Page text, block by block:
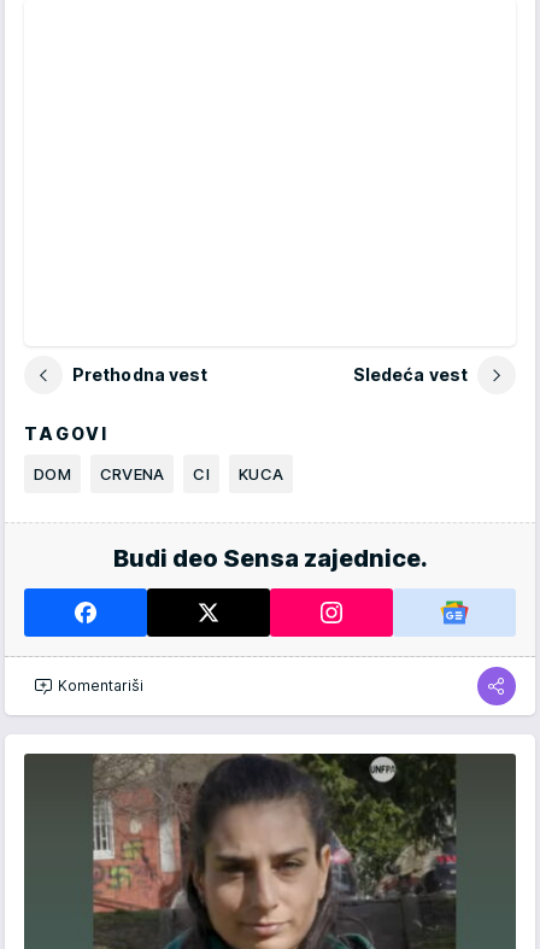
Prethodna vest Sledeća vest
TAGOVI
DOM CRVENA CI KUCA
Budi deo Sensa zajednice.
Komentariši